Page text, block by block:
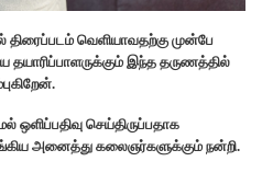
திரைப்படம் வெளியாவதற்கு முன்பே
இந்த தருணத்தில்
செய்திருப்பதாக
அனைத்து கலைஞர்களுக்கும் நன்றி.